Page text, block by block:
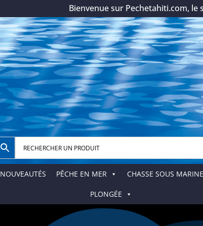
Bienvenue sur Pechetahiti.com, le
NOUVEAUTÉS PÊCHE EN MER CHASSE SOUS MARINE
PLONGÉE